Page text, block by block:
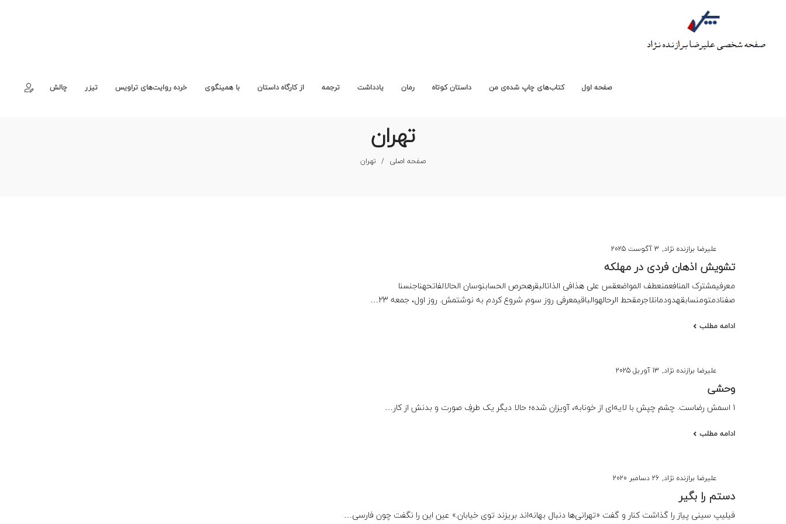
صفحه اول کتاب‌های چاپ شده‌ی من داستان کوتاه رمان یادداشت ترجمه از کارگاه داستان با همینگوی خرده روایت‌های تراویس تیزر چالش
تهران
صفحه اصلی / تهران
توسطعلیرضا برازنده نژاد نوشته
در
3 آگوست 2025
تشویش اذهان فردی در مهلکه
معرفیمشترک المنافعمنعطف المواضعقس علی هذافی الذاتالبقرهحرص الحسابنوسان الحالالفاتحهناجنسنا
صفنادمتومنسابقهدودمانلاجرمقحط الرحالهوالباقیمعرفی روز سوم شروع کردم به نوشتمش. روز اول، جمعه 23…
ادامه مطلب
توسطعلیرضا برازنده نژاد نوشته
13 آوریل 2025
وحشی
1 اسمش رضاست. چشم چپش با لایه‌ای از خونابه، آویزان شده؛ حالا دیگر یک طرفِ صورت و بدنش از کار…
ادامه مطلب
توسطعلیرضا برازنده نژاد نوشته
26 دسامبر 2020
دستم را بگیر
فیلیپ سینی پیاز را گذاشت کنار و گفت «تهرانی‌ها دنبال بهانه‌اند بریزند توی خیابان.» عین این را نگفت چون فارسی…